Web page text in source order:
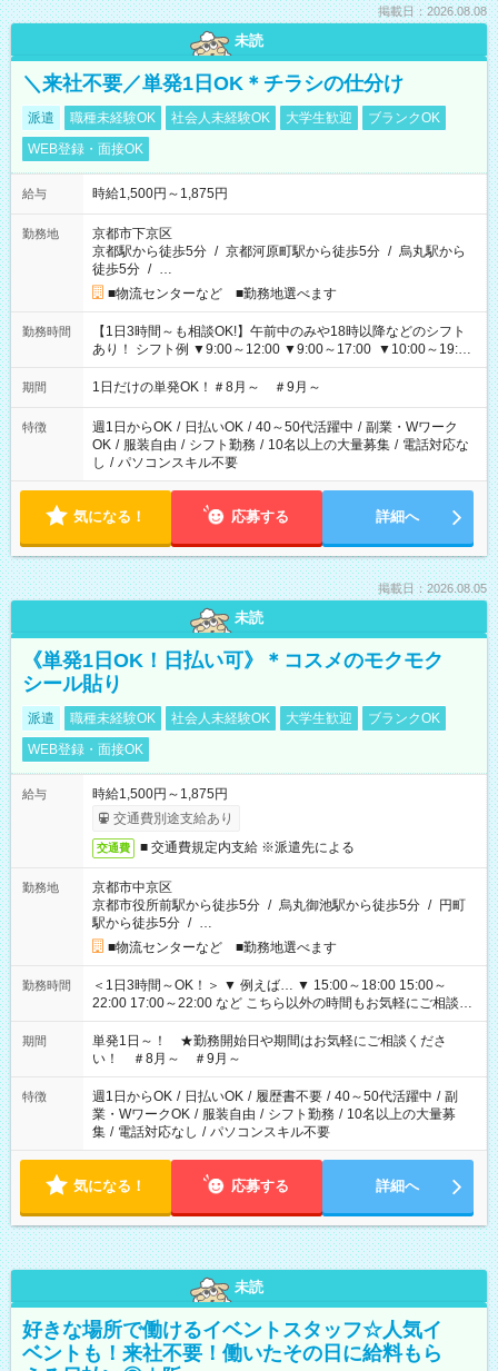
掲載日：2026.08.08
未読
＼来社不要／単発1日OK＊チラシの仕分け
派遣 職種未経験OK 社会人未経験OK 大学生歓迎
ブランクOK
WEB登録・面接OK
給与 時給1,500円～1,875円
勤務地
京都市下京区
京都駅から徒歩5分 / 京都河原町駅から徒歩5分 / 烏丸駅から
徒歩5分 / …
■物流センターなど ■勤務地選べます
勤務時間
【1日3時間～も相談OK!】午前中のみや18時以降などのシフト
あり！ シフト例 ▼9:00～12:00 ▼9:00～17:00 ▼10:00～19:00
▼18:00～21:00
期間 1日だけの単発OK！＃8月～ ＃9月～
特徴 週1日からOK / 日払いOK / 40～50代活躍中 / 副業・Wワーク
OK / 服装自由 / シフト勤務 / 10名以上の大量募集 / 電話対応な
し / パソコンスキル不要
気になる！ 応募する 詳細へ
掲載日：2026.08.05
未読
《単発1日OK！日払い可》＊コスメのモクモク
シール貼り
派遣 職種未経験OK 社会人未経験OK 大学生歓迎
ブランクOK
WEB登録・面接OK
給与
時給1,500円～1,875円
交通費別途支給あり
交通費 ■ 交通費規定内支給 ※派遣先による
勤務地
京都市中京区
京都市役所前駅から徒歩5分 / 烏丸御池駅から徒歩5分 / 円町
駅から徒歩5分 / …
■物流センターなど ■勤務地選べます
勤務時間
＜1日3時間～OK！＞ ▼ 例えば… ▼ 15:00～18:00 15:00～
22:00 17:00～22:00 など こちら以外の時間もお気軽にご相談く
ださい！
期間
単発1日～！ ★勤務開始日や期間はお気軽にご相談くださ
い！ ＃8月～ ＃9月～
特徴 週1日からOK / 日払いOK / 履歴書不要 / 40～50代活躍中 / 副
業・WワークOK / 服装自由 / シフト勤務 / 10名以上の大量募
集 / 電話対応なし / パソコンスキル不要
気になる！ 応募する 詳細へ
未読
好きな場所で働けるイベントスタッフ☆人気イ
ベントも！来社不要！働いたその日に給料もら